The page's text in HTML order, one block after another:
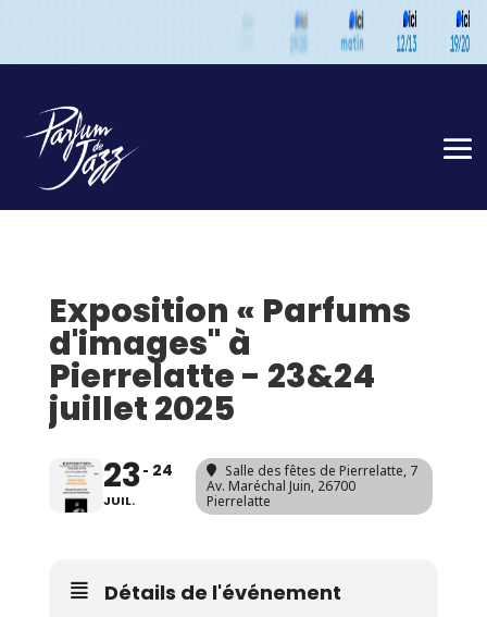
Exposition « Parfums
d'images" à
Pierrelatte - 23&24
juillet 2025
23
JUIL.
24 Salle des fêtes de Pierrelatte, 7
Av. Maréchal Juin, 26700
Pierrelatte
Détails de l'événement